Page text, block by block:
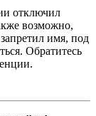
отключил
возможно,
имя, под
Обратитесь